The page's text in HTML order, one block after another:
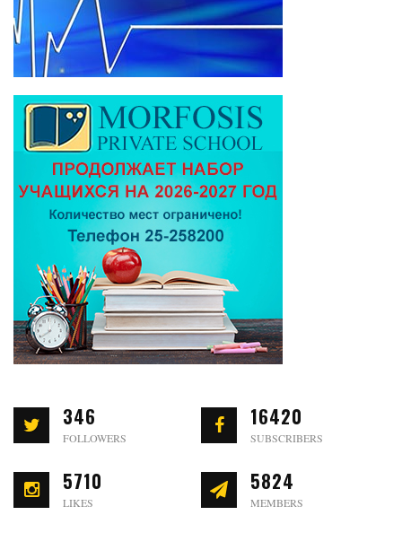
346
FOLLOWERS
16420
SUBSCRIBERS
5710
LIKES
5824
MEMBERS